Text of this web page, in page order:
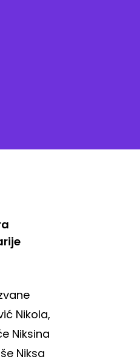
Nikola,
Niksina
Niksa